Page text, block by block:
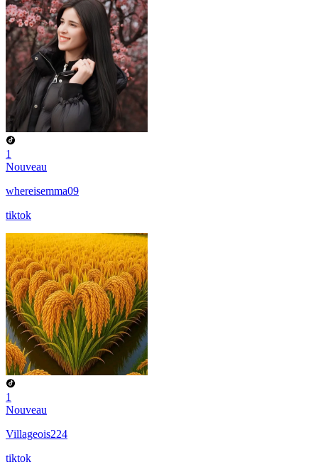
1
Nouveau
whereisemma09
tiktok
1
Nouveau
Villageois224
tiktok